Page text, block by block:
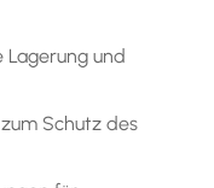
und
Schutz des